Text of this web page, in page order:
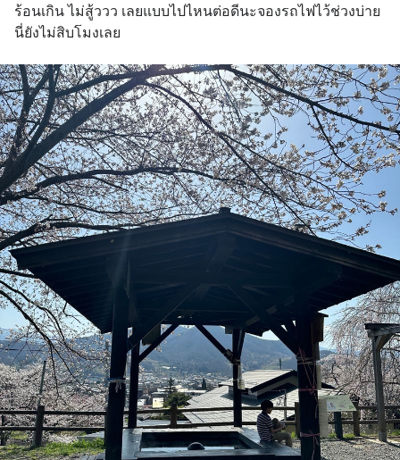
ร้อนเกิน ไม่สู้ววว เลยแบบไปไหนต่อดีนะจองรถไฟไว้ช่วงบ่าย
นี่ยังไม่สิบโมงเลย